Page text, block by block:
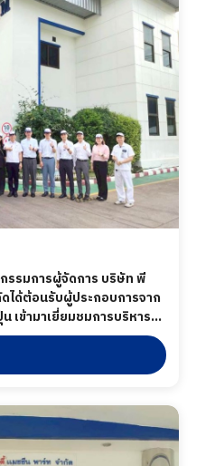
ได้ต้อนรับผู้ประกอบการจาก
เข้ามาเยี่ยมชมการบริหาร
ลิตของบริษัท ฯ เพื่อแลก
อุตสาหกรรม การผลิต และ
อบการไทยและญี่ปุ่น เมื่อวันที่